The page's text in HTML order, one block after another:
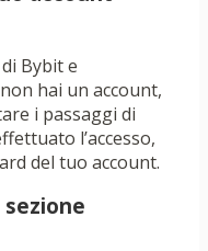
Bybit e
hai un account,
i passaggi di
l’accesso,
del tuo account.
sezione